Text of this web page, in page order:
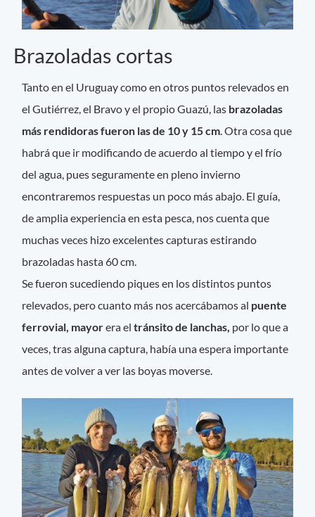
Brazoladas cortas
Tanto en el Uruguay como en otros puntos relevados en
el Gutiérrez, el Bravo y el propio Guazú, las brazoladas
más rendidoras fueron las de 10 y 15 cm. Otra cosa que
habrá que ir modificando de acuerdo al tiempo y el frío
del agua, pues seguramente en pleno invierno
encontraremos respuestas un poco más abajo. El guía,
de amplia experiencia en esta pesca, nos cuenta que
muchas veces hizo excelentes capturas estirando
brazoladas hasta 60 cm.
Se fueron sucediendo piques en los distintos puntos
relevados, pero cuanto más nos acercábamos al puente
ferrovial, mayorera eltránsito de lanchas, por lo que a
veces, tras alguna captura, había una espera importante
antes de volver a ver las boyas moverse.